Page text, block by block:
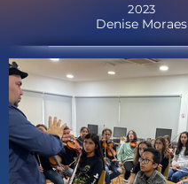
2023
Denise Moraes